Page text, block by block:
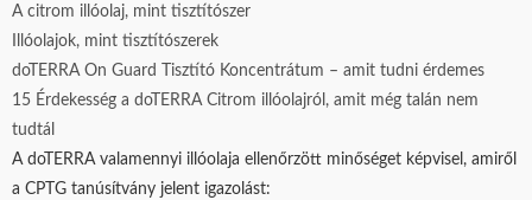
A citrom illóolaj, mint tisztítószer
Illóolajok, mint tisztítószerek
doTERRA On Guard Tisztító Koncentrátum – amit tudni érdemes
15 Érdekesség a doTERRA Citrom illóolajról, amit még talán nem
tudtál
A doTERRA valamennyi illóolaja ellenőrzött minőséget képvisel, amiről
a CPTG tanúsítvány jelent igazolást: